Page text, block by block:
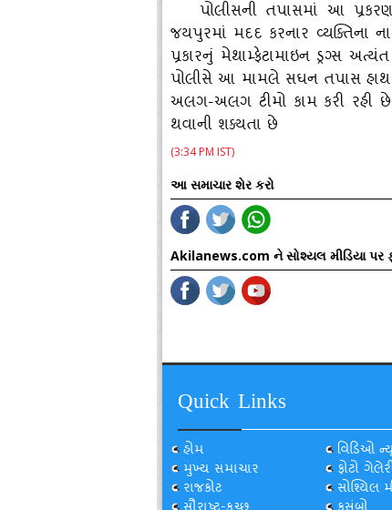
પોલીસની તપાસમાં આ પ્રકરણ
જયપુરમાં મદદ કરનાર વ્‍યક્‍તિના
પ્રકારનું મેથામ્‍ફેટામાઇન ડ્રગ્‍સ
પોલીસે આ મામલે સઘન તપાસ હાથ
અલગ-અલગ ટીમો કામ કરી
થવાની શક્‍યતા છે
(3:34 PM IST)
આ સમાચાર શેર કરો
Akilanews.com ને સોશ્યલ મીડિયા પર
Quick Links
હોમ
મુખ્ય સમાચાર
રાજકોટ
વિડિઓ
ફોટો
સોશ્યિલ